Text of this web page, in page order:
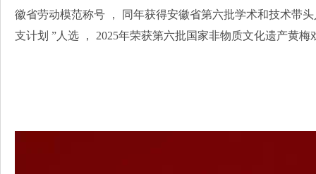
徽省劳动模范称号 ， 同年获得安徽省第六批学术和技术带
支计划 ”人选 ， 2025年荣获第六批国家非物质文化遗产黄